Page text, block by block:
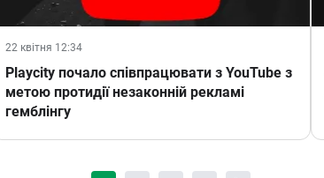
22 квітня 12:34
Playcity почало співпрацювати з YouTube з
метою протидії незаконній рекламі
гемблінгу